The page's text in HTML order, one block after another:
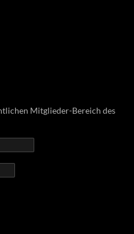
Mitglieder-Bereich des